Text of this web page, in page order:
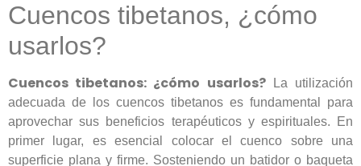
Cuencos tibetanos, ¿cómo
usarlos?
Cuencos tibetanos: ¿cómo usarlos?La utilización
adecuada de los cuencos tibetanos es fundamental para
aprovechar sus beneficios terapéuticos y espirituales. En
primer lugar, es esencial colocar el cuenco sobre una
superficie plana y firme. Sosteniendo un batidor o baqueta